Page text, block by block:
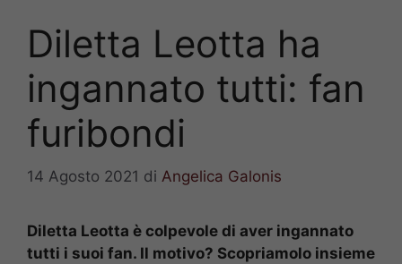
Diletta Leotta ha
ingannato tutti: fan
furibondi
14 Agosto 2021 di Angelica Galonis
Diletta Leotta è colpevole di aver ingannato
tutti i suoi fan. Il motivo? Scopriamolo insieme